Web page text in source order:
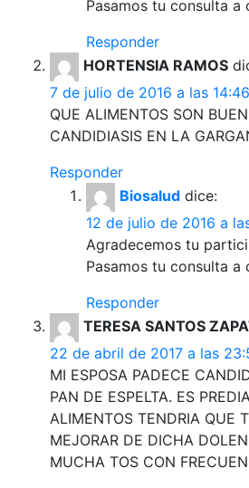
Pasamos tu consulta a
Responder
HORTENSIA RAMOS
7 de julio de 2016 a las 14:46
QUE ALIMENTOS SON
CANDIDIASIS EN LA
Responder
Biosalud dice:
12 de julio de 2016 a
Agradecemos tu
Pasamos tu consulta a
Responder
TERESA SANTOS
22 de abril de 2017 a las
MI ESPOSA PADECE
PAN DE ESPELTA. ES
ALIMENTOS TENDRIA QUE
MEJORAR DE DICHA
MUCHA TOS CON